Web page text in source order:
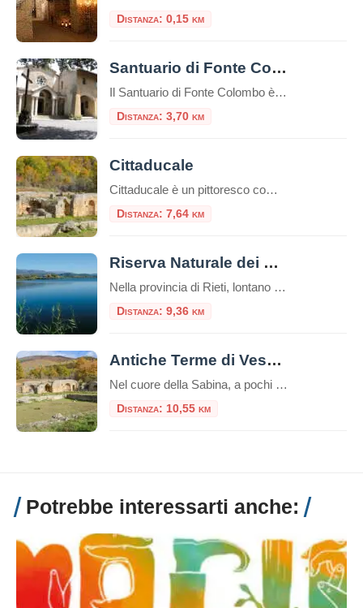
Distanza: 0,15 km
Santuario di Fonte Colombo
Il Santuario di Fonte Colombo è un luogo di grande importanza storica e religiosa situato nei pressi di Rieti, nella regione del Lazio, in Italia. Il santuario è dedicato a San Francesco d’Assisi, fondatore dell’ordine francescano. Il santuario è considerato il Sinai francescano. Qui tutto è sacro: gli edifici e il bosco stesso, perché racchiude […]
Distanza: 3,70 km
Cittaducale
Cittaducale è un pittoresco comune situato nella provincia di Rieti, nella regione del Lazio, in Italia. Cittaducale venne fondata nel 1308 da Carlo II d’Angiò, presso il confine settentrionale del Regno di Napoli. Il paese deve il suo nome al duca di Calabria Roberto, figlio di Carlo lo Zoppo. Cittaducale è ricca di edifici storici, […]
Distanza: 7,64 km
Riserva Naturale dei Laghi Lungo e Ripasottile
Nella provincia di Rieti, lontano dal caos delle grandi città e immerso nel cuore della Sabina, si trova un luogo incantevole e ancora poco conosciuto: la Riserva Naturale dei Laghi Lungo e Ripasottile. Questa area protetta, istituita nel 1985, è un vero e proprio paradiso per gli amanti della natura, del birdwatching e della tranquillità. Con […]
Distanza: 9,36 km
Antiche Terme di Vespasiano a Cittaducale
Nel cuore della Sabina, a pochi chilometri da Cittaducale in provincia di Rieti, si celano i resti di un passato glorioso: le Antiche Terme di Vespasiano. Questo suggestivo sito archeologico, immerso in un paesaggio che conserva ancora il fascino dell’antica campagna romana, testimonia la profonda connessione tra l’Impero Romano e le benefiche acque sorgive del […]
Distanza: 10,55 km
Potrebbe interessarti anche: